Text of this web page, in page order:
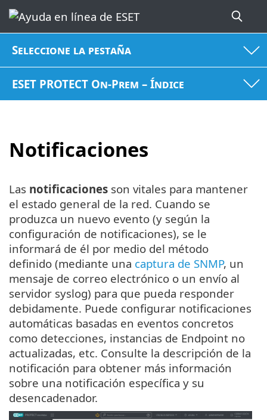
Seleccione la pestaña
ESET PROTECT On-Prem – Índice
Notificaciones
Las notificaciones son vitales para mantener
el estado general de la red. Cuando se
produzca un nuevo evento (y según la
configuración de notificaciones), se le
informará de él por medio del método
definido (mediante una captura de SNMP, un
mensaje de correo electrónico o un envío al
servidor syslog) para que pueda responder
debidamente. Puede configurar notificaciones
automáticas basadas en eventos concretos
como detecciones, instancias de Endpoint no
actualizadas, etc. Consulte la descripción de la
notificación para obtener más información
sobre una notificación específica y su
desencadenador.